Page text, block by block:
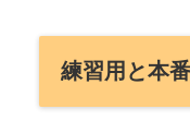
練習用と本